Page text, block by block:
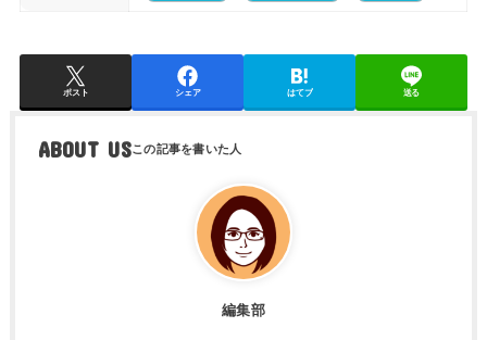
ポスト シェア はてブ 送る
ABOUT US
編集部